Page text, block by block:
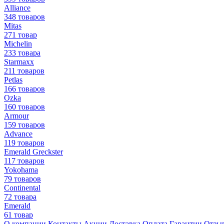
Alliance
348 товаров
Mitas
271 товар
Michelin
233 товара
Starmaxx
211 товаров
Petlas
166 товаров
Ozka
160 товаров
Armour
159 товаров
Advance
119 товаров
Emerald Greckster
117 товаров
Yokohama
79 товаров
Continental
72 товара
Emerald
61 товар